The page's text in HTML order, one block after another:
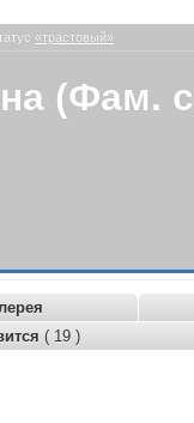
«трастовый»
(Фам.
( 19 )